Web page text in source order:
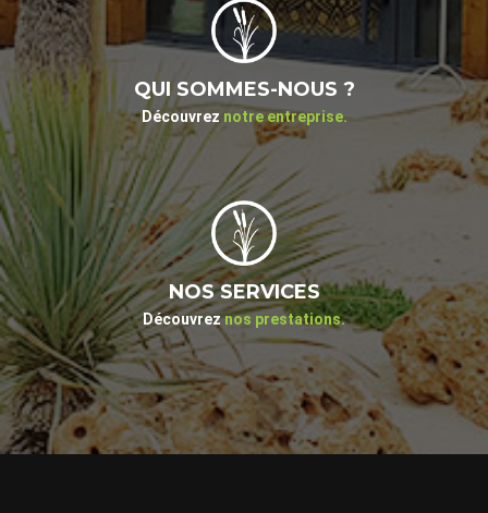
QUI SOMMES-NOUS ?
Découvreznotre entreprise.
NOS SERVICES
Découvreznos prestations.